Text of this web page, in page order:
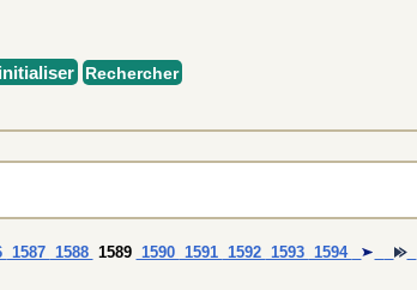
Rechercher
1587 1588 1589 1590 1591 1592 1593 1594